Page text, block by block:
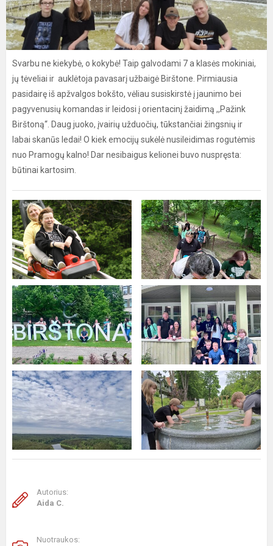
Svarbu ne kiekybė, o kokybė! Taip galvodami 7 a klasės mokiniai,
jų tėveliai ir auklėtoja pavasarį užbaigė Birštone. Pirmiausia
pasidairę iš apžvalgos bokšto, vėliau susiskirstė į jaunimo bei
pagyvenusių komandas ir leidosi į orientacinį žaidimą ,,Pažink
Birštoną“. Daug juoko, įvairių užduočių, tūkstančiai žingsnių ir
labai skanūs ledai! O kiek emocijų sukėlė nusileidimas rogutėmis
nuo Pramogų kalno! Dar nesibaigus kelionei buvo nuspręsta:
būtinai kartosim.
Autorius:
Aida C.
Nuotraukos: